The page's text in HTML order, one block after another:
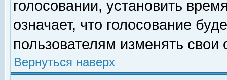
голосовании, установить
означает, что голосование
пользователям изменять свои
Вернуться наверх